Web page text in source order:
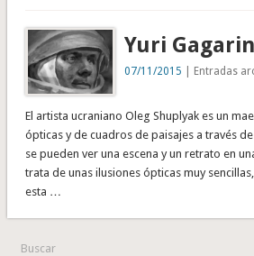
Yuri Gagarin
07/11/2015 | Entradas
El artista ucraniano Oleg Shuplyak es un
ópticas y de cuadros de paisajes a través
se pueden ver una escena y un retrato en
trata de unas ilusiones ópticas muy
esta …
Buscar